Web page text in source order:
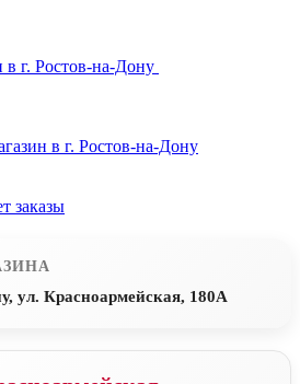
в г. Ростов-на-Дону
в г. Ростов-на-Дону
заказы
ул. Красноармейская, 180А